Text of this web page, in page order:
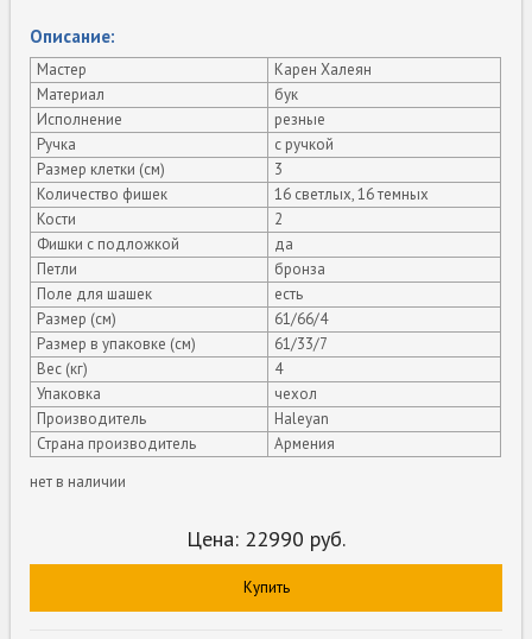
Описание:
Мастер
Карен Халеян
Материал
бук
Исполнение
резные
Ручка
с ручкой
Размер клетки (см)
3
Количество фишек
16 светлых, 16 темных
Кости
2
Фишки с подложкой
да
Петли
бронза
Поле для шашек
есть
Размер (см)
61/66/4
Размер в упаковке (см)
61/33/7
Вес (кг)
4
Упаковка
чехол
Производитель
Haleyan
Страна производитель
Армения
нет в наличии
Цена: 22990 руб.
Купить